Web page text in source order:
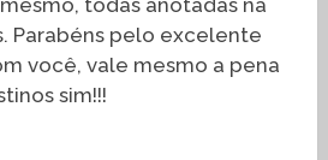
Parabéns pelo excelente
você, vale mesmo a pena
sim!!!